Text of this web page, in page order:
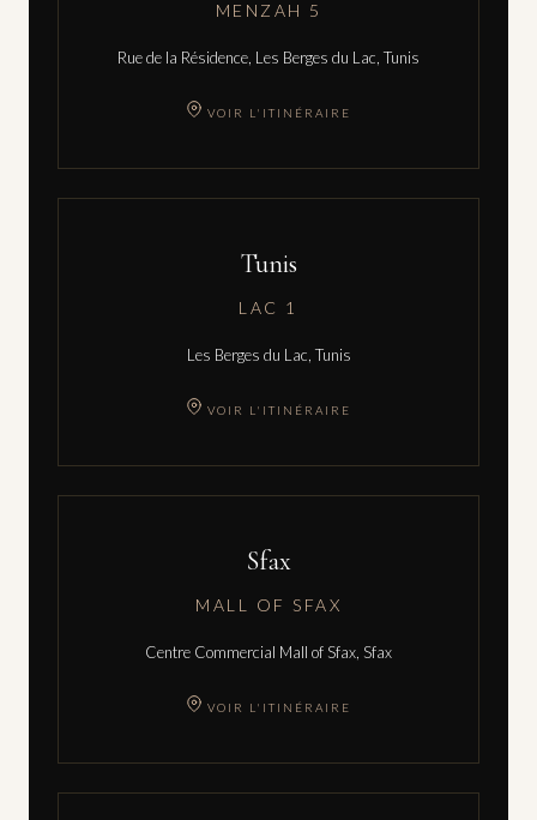
MENZAH 5
Rue de la Résidence, Les Berges du Lac, Tunis
VOIR L'ITINÉRAIRE
Tunis
LAC 1
Les Berges du Lac, Tunis
VOIR L'ITINÉRAIRE
Sfax
MALL OF SFAX
Centre Commercial Mall of Sfax, Sfax
VOIR L'ITINÉRAIRE